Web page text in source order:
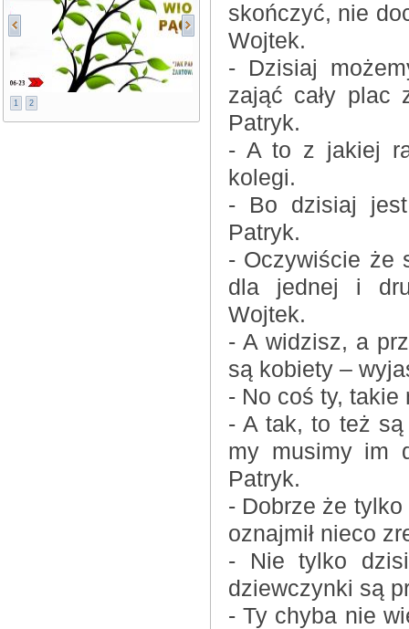
1 2
skończyć, nie
Wojtek.
- Dzisiaj
zająć cały plac
Patryk.
- A to z jakiej
kolegi.
- Bo dzisiaj jest
Patryk.
- Oczywiście że
dla jednej i
Wojtek.
- A widzisz, a
są kobiety –
- No coś ty, takie
- A tak, to też
my musimy im
Patryk.
- Dobrze że
oznajmił nieco
- Nie tylko
dziewczynki są
- Ty chyba nie